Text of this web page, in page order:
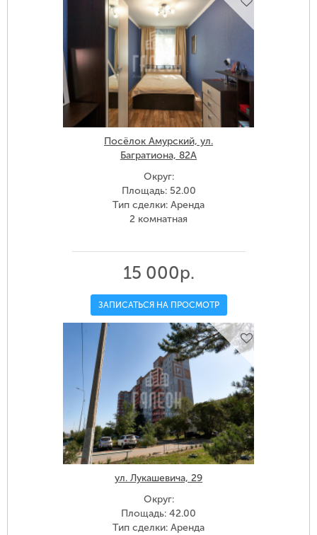
Посёлок Амурский, ул.
Багратиона, 82А
Округ:
Площадь: 52.00
Тип сделки: Аренда
2 комнатная
15 000р.
ЗАПИСАТЬСЯ НА ПРОСМОТР
ул. Лукашевича, 29
Округ:
Площадь: 42.00
Тип сделки: Аренда